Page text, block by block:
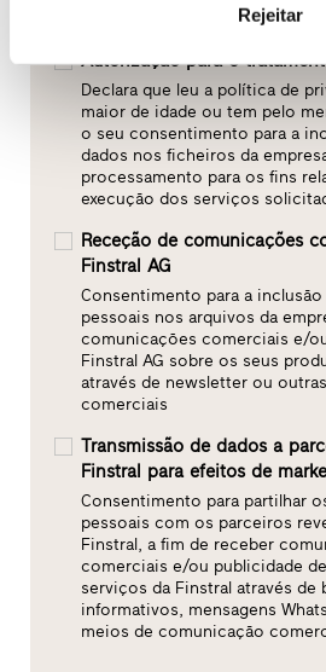
Rejeitar
Autorização para o
Declara que leu a política de
maior de idade ou tem pelo
o seu consentimento para a
dados nos ficheiros da
processamento para os fins
execução dos serviços
Receção de comunicações
Finstral AG
Consentimento para a
pessoais nos arquivos da
comunicações comerciais e/
Finstral AG sobre os seus
através de newsletter ou
comerciais
Transmissão de dados a
Finstral para efeitos de
Consentimento para partilhar
pessoais com os parceiros
Finstral, a fim de receber
comerciais e/ou publicidade
serviços da Finstral através de
informativos, mensagens
meios de comunicação